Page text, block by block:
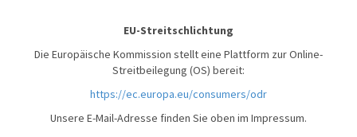
EU-Streitschlichtung
Die Europäische Kommission stellt eine Plattform zur Online-
Streitbeilegung (OS) bereit:
https://ec.europa.eu/consumers/odr
Unsere E-Mail-Adresse finden Sie oben im Impressum.